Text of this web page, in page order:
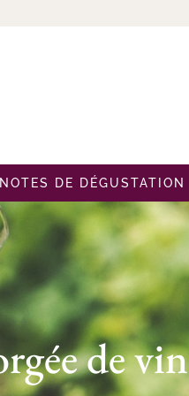
DE DÉGUSTATION
de vin